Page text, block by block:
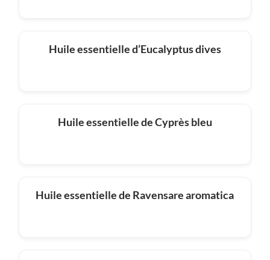
Huile essentielle d’Eucalyptus dives
Huile essentielle de Cyprès bleu
Huile essentielle de Ravensare aromatica